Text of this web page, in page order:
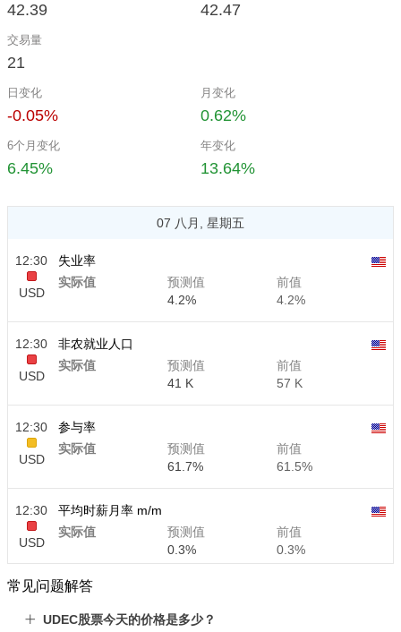
42.39 42.47
交易量
21
日变化
-0.05%
月变化
0.62%
6个月变化
6.45%
年变化
13.64%
07 八月, 星期五
12:30
USD
失业率
实际值
预测值
4.2%
前值
4.2%
12:30
USD
非农就业人口
实际值
预测值
41 K
前值
57 K
12:30
USD
参与率
实际值
预测值
61.7%
前值
61.5%
12:30
USD
平均时薪月率 m/m
实际值
预测值
0.3%
前值
0.3%
12:30
USD
平均时薪年率 y/y
实际值
预测值
常见问题解答
UDEC股票今天的价格是多少？